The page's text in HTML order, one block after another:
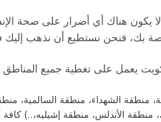
يكون هناك أي أضرار على صحة
بك، فنحن نستطيع أن نذهب
يعمل على تغطية جميع المناطق
منطقة الشهداء، منطقة السالمية،
منطقة الأندلس، منطقة إشيليه،..)